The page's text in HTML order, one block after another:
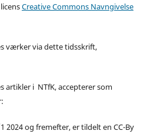
Creative Commons Navngivelse
værker via dette tidsskrift,
artikler i NTfK, accepterer som
2024 og fremefter, er tildelt en CC-By